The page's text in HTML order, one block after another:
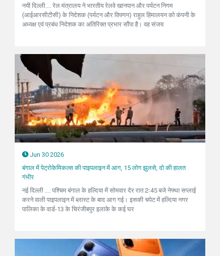
नयी दिल्ली.... रेल मंत्रालय ने भारतीय रेलवे खानपान और पर्यटन निगम
(आईआरसीटीसी) के निदेशक (पर्यटन और विपणन) राहुल हिमालयन को कंपनी के
अध्यक्ष एवं प्रबंध निदेशक का अतिरिक्त प्रभार सौंपा है। वह संजय
Jun 30 2026
बंगाल में पेट्रोकेमिकल्स की पाइपलाइन में आग, 15 लोग झुलसे, दो की हालत
गंभीर
नई दिल्ली .... पश्चिम बंगाल के हल्दिया में सोमवार देर रात 2ः45 बजे नेफ्था सप्लाई
करने वाली पाइपलाइन में ब्लास्ट के बाद आग गई। इसकी चपेट में हल्दिया नगर
पालिका के वार्ड-13 के चिरंजीबपुर इलाके के कई घर